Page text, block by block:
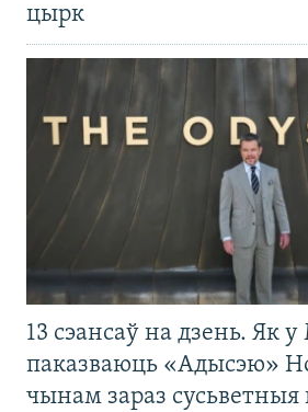
цырк
13 сэансаў на дзень. Як
паказваюць «Адысэю»
чынам зараз сусьветныя